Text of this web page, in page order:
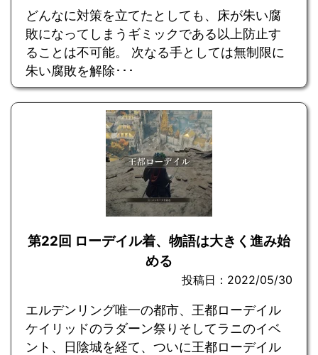
どんなに対策を立てたとしても、床が朱い腐
敗になってしまうギミックである以上防止す
ることは不可能。 次なる手としては無制限に
朱い腐敗を解除･･･
第22回 ローデイル着、物語は大きく進み始
める
投稿日：2022/05/30
エルデンリング唯一の都市、王都ローデイル
ケイリッドのラダーン祭りそしてラニのイベ
ント、日陰城を経て、ついに王都ローデイル